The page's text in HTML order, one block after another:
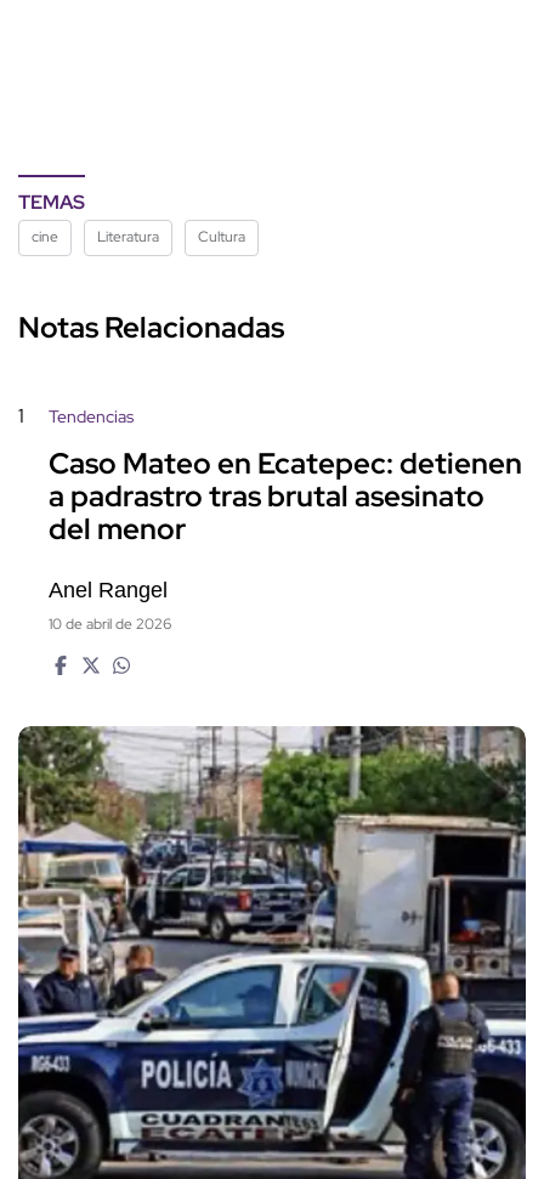
TEMAS
cine Literatura Cultura
Notas Relacionadas
1 Tendencias
Caso Mateo en Ecatepec: detienen
a padrastro tras brutal asesinato
del menor
Anel Rangel
10 de abril de 2026